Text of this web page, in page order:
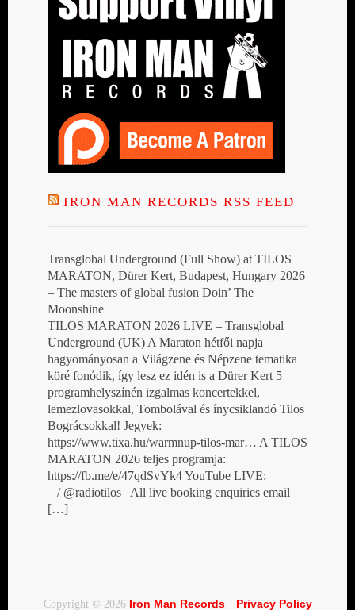
IRON MAN RECORDS RSS FEED
Transglobal Underground (Full Show) at TILOS
MARATON, Dürer Kert, Budapest, Hungary 2026
– The masters of global fusion Doin’ The
Moonshine
TILOS MARATON 2026 LIVE – Transglobal
Underground (UK) A Maraton hétfői napja
hagyományosan a Világzene és Népzene tematika
köré fonódik, így lesz ez idén is a Dürer Kert 5
programhelyszínén izgalmas koncertekkel,
lemezlovasokkal, Tombolával és ínycsiklandó Tilos
Bográcsokkal! Jegyek:
https://www.tixa.hu/warmnup-tilos-mar… A TILOS
MARATON 2026 teljes programja:
https://fb.me/e/47qdSvYk4 YouTube LIVE:
/ @radiotilos All live booking enquiries email
[…]
Copyright © 2026 Iron Man Records· Privacy Policy